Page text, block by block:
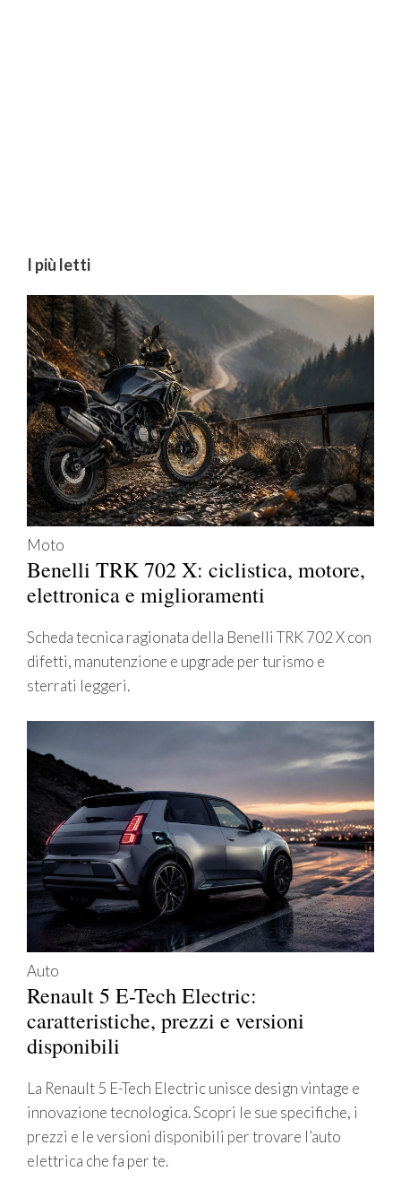
I più letti
Moto
Benelli TRK 702 X: ciclistica, motore,
elettronica e miglioramenti
Scheda tecnica ragionata della Benelli TRK 702 X con
difetti, manutenzione e upgrade per turismo e
sterrati leggeri.
Auto
Renault 5 E-Tech Electric:
caratteristiche, prezzi e versioni
disponibili
La Renault 5 E-Tech Electric unisce design vintage e
innovazione tecnologica. Scopri le sue specifiche, i
prezzi e le versioni disponibili per trovare l’auto
elettrica che fa per te.